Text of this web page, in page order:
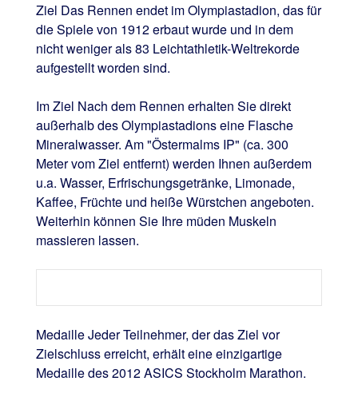
Ziel Das Rennen endet im Olympiastadion, das für
die Spiele von 1912 erbaut wurde und in dem
nicht weniger als 83 Leichtathletik-Weltrekorde
aufgestellt worden sind.
Im Ziel Nach dem Rennen erhalten Sie direkt
außerhalb des Olympiastadions eine Flasche
Mineral­wasser. Am "Östermalms IP" (ca. 300
Meter vom Ziel entfernt) werden Ihnen außerdem
u.a. Wasser, Erfrischungs­getränke, Limonade,
Kaffee, Früchte und heiße Würstchen angeboten.
Weiterhin können Sie Ihre müden Muskeln
massieren lassen.
Medaille Jeder Teilnehmer, der das Ziel vor
Zielschluss erreicht, erhält eine einzigartige
Medaille des 2012 ASICS Stockholm Marathon.